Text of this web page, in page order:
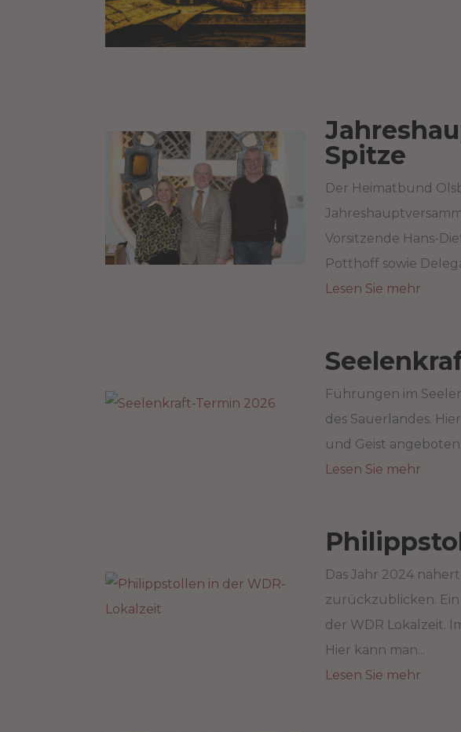
Spitze
Der Heimatbund
Vorsitzende Hans-
Potthoff sowie
Lesen Sie mehr
Führungen im
des Sauerlandes.
und Geist
Lesen Sie mehr
Das Jahr 2024
zurückzublicken.
der WDR Lokalzeit.
Hier kann man...
Lesen Sie mehr